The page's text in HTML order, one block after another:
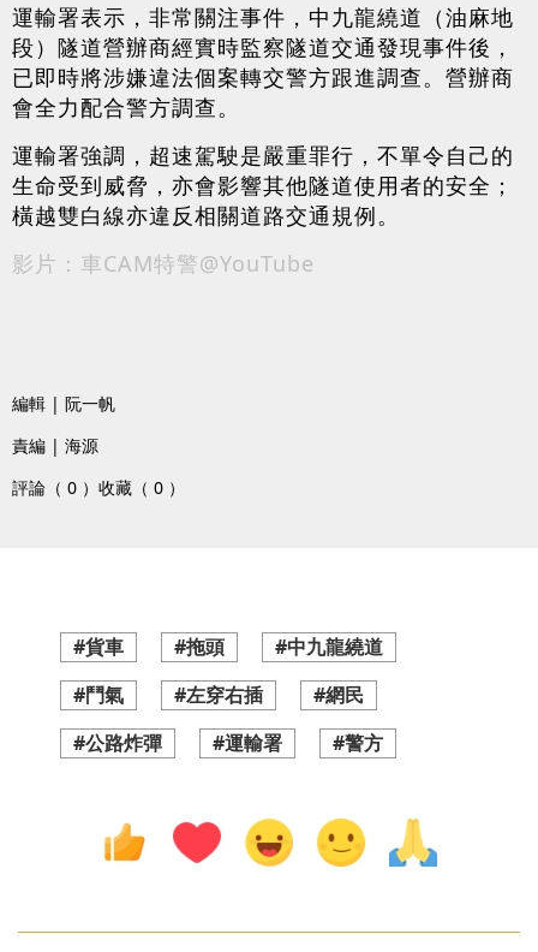
運輸署表示，非常關注事件，中九龍繞道（油麻地
段）隧道營辦商經實時監察隧道交通發現事件後，
已即時將涉嫌違法個案轉交警方跟進調查。營辦商
會全力配合警方調查。
運輸署強調，超速駕駛是嚴重罪行，不單令自己的
生命受到威脅，亦會影響其他隧道使用者的安全；
橫越雙白線亦違反相關道路交通規例。
影片：車CAM特警@YouTube
編輯 | 阮一帆
責編 | 海源
評論（ 0 ） 收藏（ 0 ）
#貨車 #拖頭
#中九龍繞道
#鬥氣
#左穿右插
#網民
#公路炸彈
#運輸署 #警方